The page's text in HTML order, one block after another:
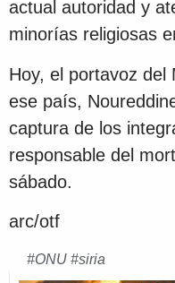
actual autoridad y
minorías religiosas
Hoy, el portavoz del
ese país,
captura de los
responsable del
sábado.
arc/otf
#ONU #siria